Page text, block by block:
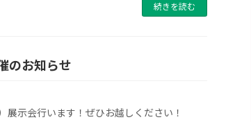
続きを読む
のお知らせ
展示会行います！ぜひお越しください！